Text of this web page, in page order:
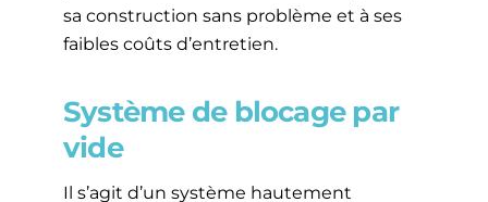
sa construction sans problème et à ses
faibles coûts d’entretien.
Système de blocage par
vide
Il s’agit d’un système hautement